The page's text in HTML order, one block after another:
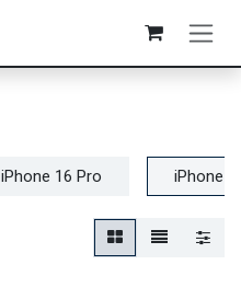
iPhone 16 Pro iPhone